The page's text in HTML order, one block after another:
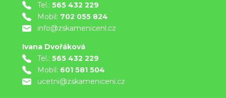
Tel.: 565 432 229
Mobil: 702 055 824
info@zskamenicenl.cz
Ivana Dvořáková
Tel.: 565 432 229
Mobil: 601 581 504
ucetni@zskamenicenl.cz